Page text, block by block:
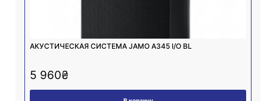
АКУСТИЧЕСКАЯ СИСТЕМА JAMO A345 I/O BL
5 960₴